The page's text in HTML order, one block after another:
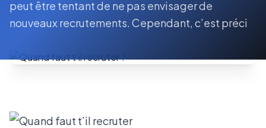
peut être tentant de ne pas envisager de
nouveaux recrutements. Cependant, c’est préci